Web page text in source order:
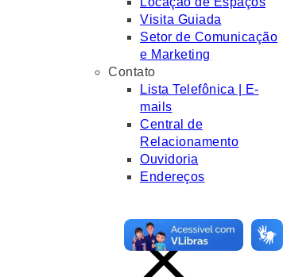
Visita Guiada
Setor de Comunicação
e Marketing
Contato
Lista Telefônica | E-
mails
Central de
Relacionamento
Ouvidoria
Endereços